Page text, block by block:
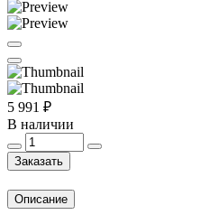
5 991 ₽
В наличии
Заказать
Описание